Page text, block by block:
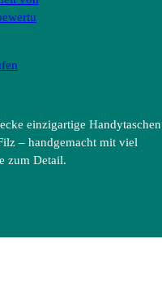
einzigartige Handytaschen
– handgemacht mit viel
zum Detail.